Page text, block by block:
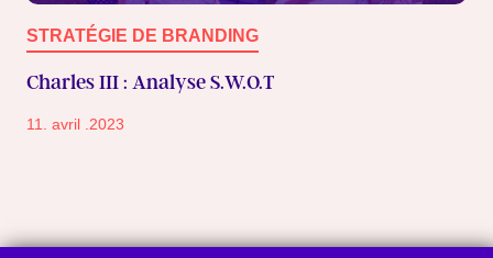
STRATÉGIE DE BRANDING
Charles III : Analyse S.W.O.T
11. avril .2023